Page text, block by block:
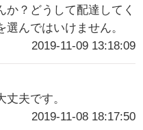
？どうして配達してく
んではいけません。
2019-11-09 13:18:09
夫です。
2019-11-08 18:17:50